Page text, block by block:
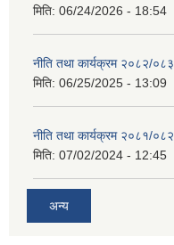
मिति: 06/24/2026 - 18:54
नीति तथा कार्यक्रम २०८२/०८३
मिति: 06/25/2025 - 13:09
नीति तथा कार्यक्रम २०८१/०८२
मिति: 07/02/2024 - 12:45
अन्य